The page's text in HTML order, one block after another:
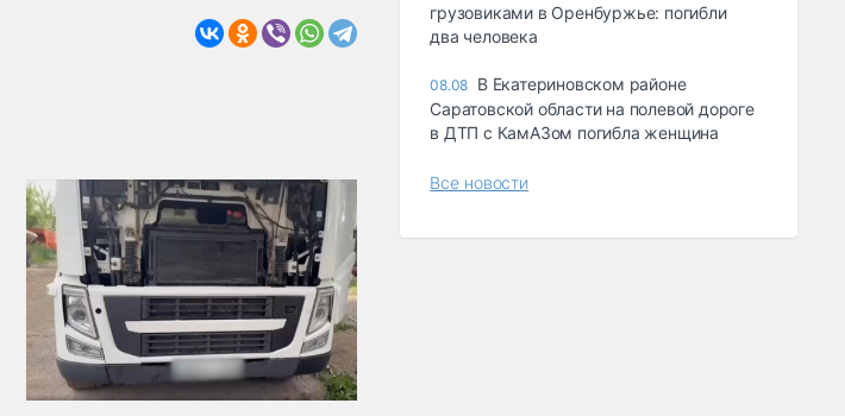
грузовиками в Оренбуржье: погибли
два человека
08.08 В Екатериновском районе
Саратовской области на полевой дороге
в ДТП с КамАЗом погибла женщина
Все новости